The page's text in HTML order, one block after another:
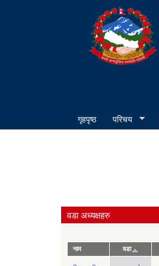
गृहपृष्ठ परिचय
वडा अध्यक्षहरु
नाम वडा